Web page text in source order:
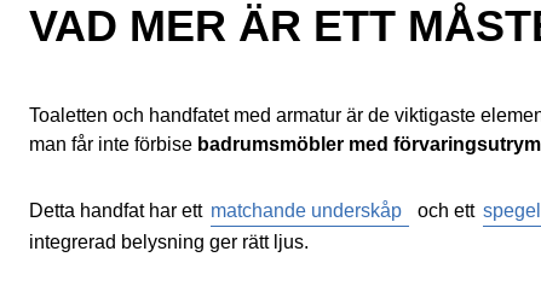
VAD MER ÄR ETT
Toaletten och handfatet med armatur är de viktigaste
man får inte förbise badrumsmöbler med
Detta handfat har ett matchande underskåp och ett
integrerad belysning ger rätt ljus.